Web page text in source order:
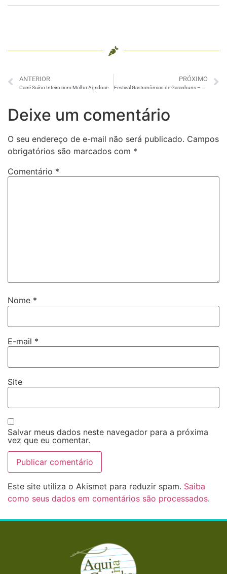
ANTERIOR
Carré Suíno Inteiro com Molho Agridoce
PRÓXIMO
Deixe um comentário
O seu endereço de e-mail não será publicado. Campos
obrigatórios são marcados com *
Comentário *
Nome *
E-mail *
Site
Salvar meus dados neste navegador para a próxima
vez que eu comentar.
Este site utiliza o Akismet para reduzir spam. Saiba
como seus dados em comentários são processados.